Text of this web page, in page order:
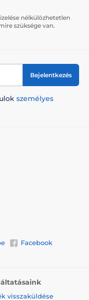
sorolt
nélkülözhetetlen
szüksége van.
Bejelentkezés
személyes
Facebook
visszaküldése